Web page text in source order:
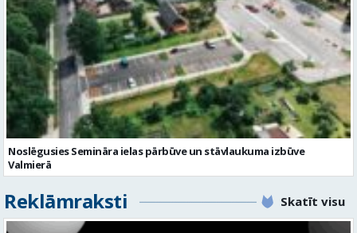
Noslēgusies Semināra ielas pārbūve un stāvlaukuma izbūve
Valmierā
Reklāmraksti Skatīt visu